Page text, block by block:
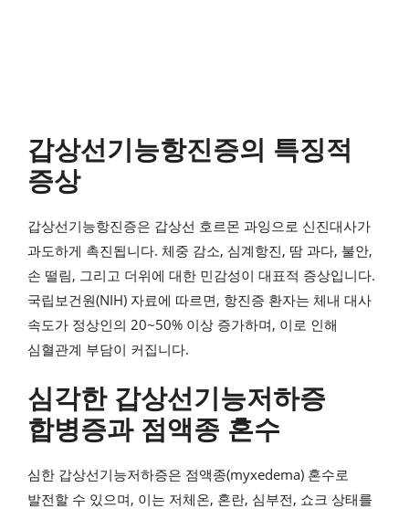
갑상선기능항진증의 특징적
증상
갑상선기능항진증은 갑상선 호르몬 과잉으로 신진대사가
과도하게 촉진됩니다. 체중 감소, 심계항진, 땀 과다, 불안,
손 떨림, 그리고 더위에 대한 민감성이 대표적 증상입니다.
국립보건원(NIH) 자료에 따르면, 항진증 환자는 체내 대사
속도가 정상인의 20~50% 이상 증가하며, 이로 인해
심혈관계 부담이 커집니다.
심각한 갑상선기능저하증
합병증과 점액종 혼수
심한 갑상선기능저하증은 점액종(myxedema) 혼수로
발전할 수 있으며, 이는 저체온, 혼란, 심부전, 쇼크 상태를